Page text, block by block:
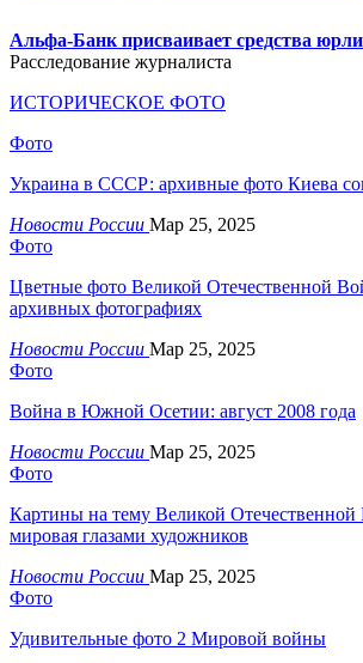
Альфа-Банк присваивает средства
Расследование журналиста
ИСТОРИЧЕСКОЕ ФОТО
Фото
Украина в СССР: архивные фото Киева
Новости России Мар 25, 2025
Фото
Цветные фото Великой Отечественной
архивных фотографиях
Новости России Мар 25, 2025
Фото
Война в Южной Осетии: август 2008 года
Новости России Мар 25, 2025
Фото
Картины на тему Великой
мировая глазами художников
Новости России Мар 25, 2025
Фото
Удивительные фото 2 Мировой войны